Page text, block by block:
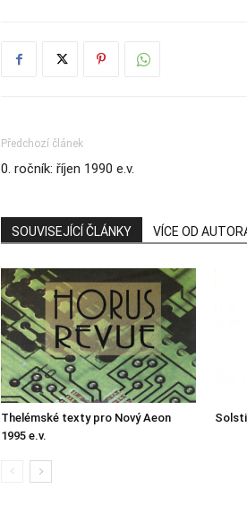
Předchozí článek
0. ročník: říjen 1990 e.v.
SOUVISEJÍCÍ ČLÁNKY VÍCE OD
Thelémské texty pro Nový Aeon
1995 e.v.